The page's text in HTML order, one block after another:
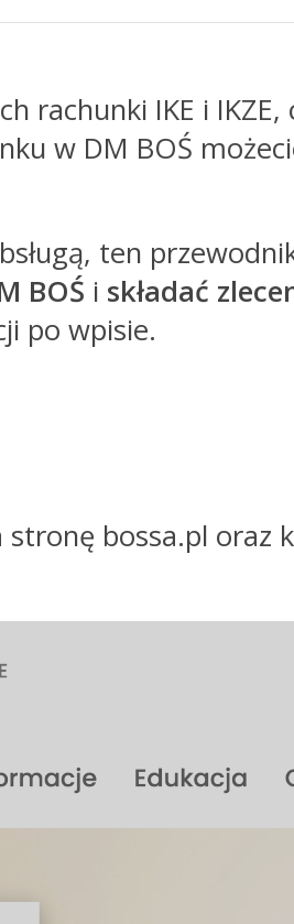
rachunki IKE i
w DM BOŚ
ten
BOŚ i składać
po wpisie.
bossa.pl oraz